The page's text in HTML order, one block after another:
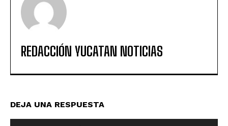
REDACCIÓN YUCATAN NOTICIAS
DEJA UNA RESPUESTA